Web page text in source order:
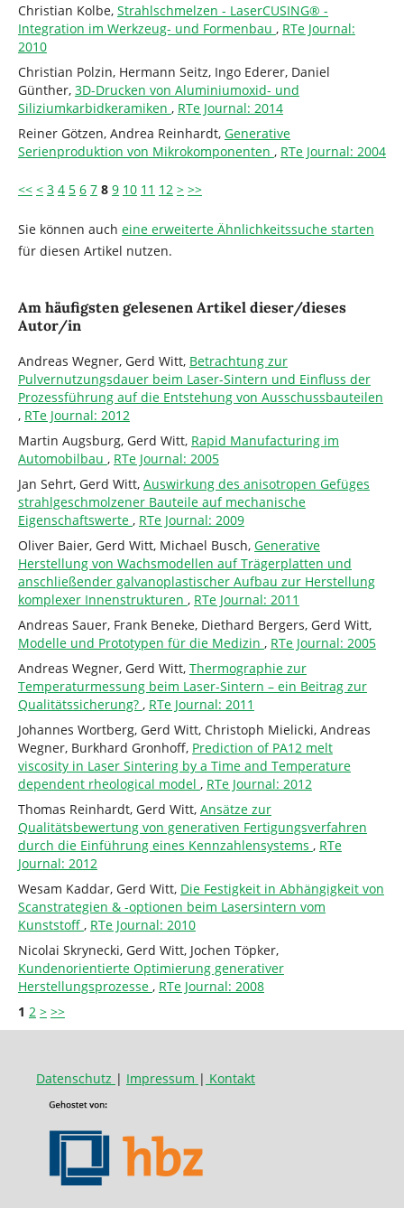
Christian Kolbe, Strahlschmelzen - LaserCUSING® -
Integration im Werkzeug- und Formenbau , RTe Journal:
2010
Christian Polzin, Hermann Seitz, Ingo Ederer, Daniel
Günther, 3D-Drucken von Aluminiumoxid- und
Siliziumkarbidkeramiken , RTe Journal: 2014
Reiner Götzen, Andrea Reinhardt, Generative
Serienproduktion von Mikrokomponenten , RTe Journal: 2004
<< < 3 4 5 6 7 8 9 10 11 12 > >>
Sie können auch eine erweiterte Ähnlichkeitssuche starten
für diesen Artikel nutzen.
Am häufigsten gelesenen Artikel dieser/dieses
Autor/in
Andreas Wegner, Gerd Witt, Betrachtung zur
Pulvernutzungsdauer beim Laser-Sintern und Einfluss der
Prozessführung auf die Entstehung von Ausschussbauteilen
, RTe Journal: 2012
Martin Augsburg, Gerd Witt, Rapid Manufacturing im
Automobilbau , RTe Journal: 2005
Jan Sehrt, Gerd Witt, Auswirkung des anisotropen Gefüges
strahlgeschmolzener Bauteile auf mechanische
Eigenschaftswerte , RTe Journal: 2009
Oliver Baier, Gerd Witt, Michael Busch, Generative
Herstellung von Wachsmodellen auf Trägerplatten und
anschließender galvanoplastischer Aufbau zur Herstellung
komplexer Innenstrukturen , RTe Journal: 2011
Andreas Sauer, Frank Beneke, Diethard Bergers, Gerd Witt,
Modelle und Prototypen für die Medizin , RTe Journal: 2005
Andreas Wegner, Gerd Witt, Thermographie zur
Temperaturmessung beim Laser-Sintern – ein Beitrag zur
Qualitätssicherung? , RTe Journal: 2011
Johannes Wortberg, Gerd Witt, Christoph Mielicki, Andreas
Wegner, Burkhard Gronhoff, Prediction of PA12 melt
viscosity in Laser Sintering by a Time and Temperature
dependent rheological model , RTe Journal: 2012
Thomas Reinhardt, Gerd Witt, Ansätze zur
Qualitätsbewertung von generativen Fertigungsverfahren
durch die Einführung eines Kennzahlensystems , RTe
Journal: 2012
Wesam Kaddar, Gerd Witt, Die Festigkeit in Abhängigkeit von
Scanstrategien & -optionen beim Lasersintern vom
Kunststoff , RTe Journal: 2010
Nicolai Skrynecki, Gerd Witt, Jochen Töpker,
Kundenorientierte Optimierung generativer
Herstellungsprozesse , RTe Journal: 2008
1 2 > >>
Datenschutz | Impressum | Kontakt